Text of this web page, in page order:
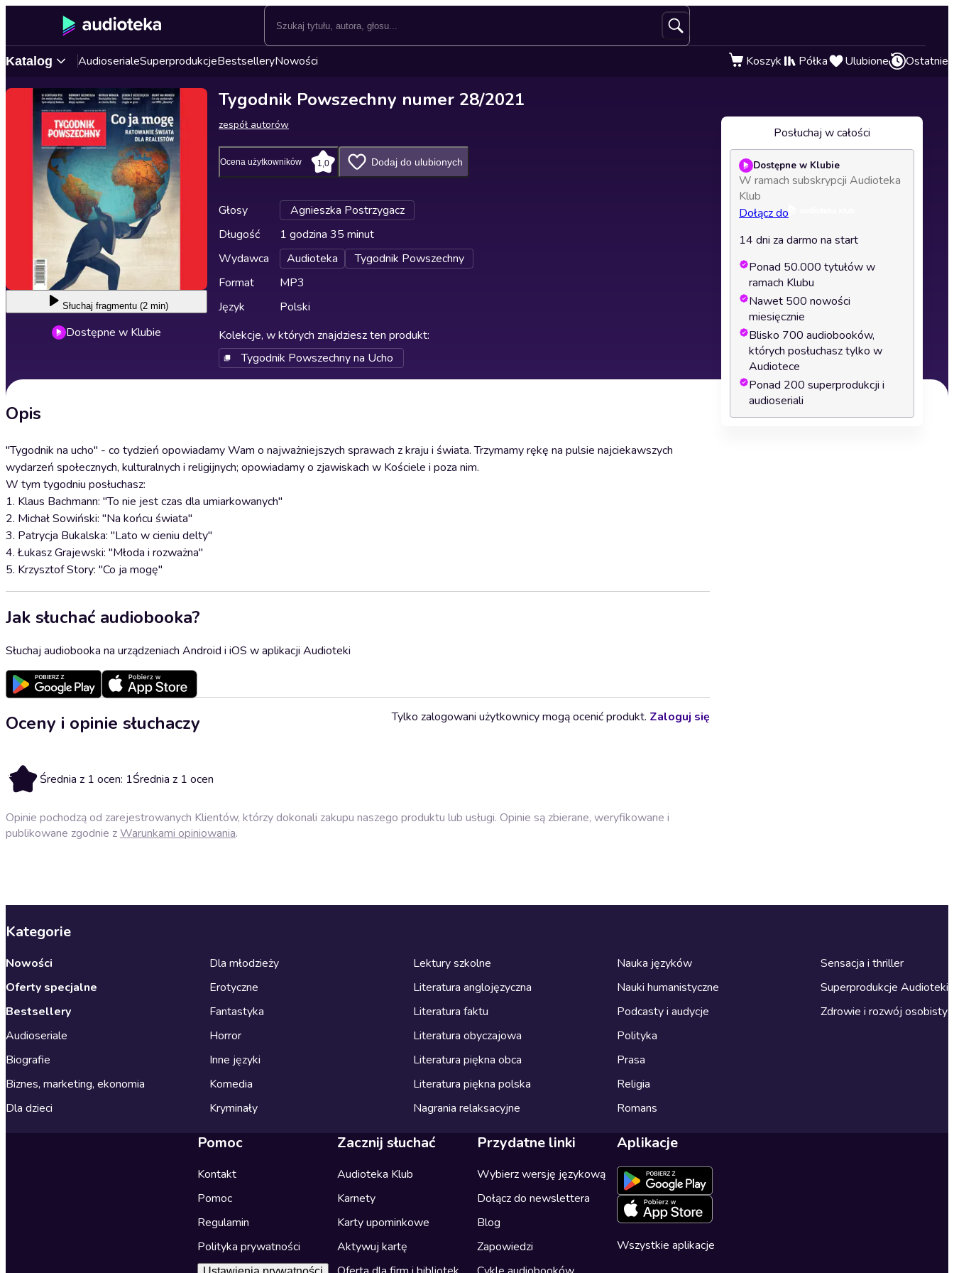
Katalog AudioserialeSuperprodukcjeBestselleryNowości Koszyk Półka Ulubione Ostatnie
Słuchaj fragmentu (2 min)
Dostępne w Klubie
Tygodnik Powszechny numer 28/2021
zespół autorów
Ocena użytkowników 1,0 Dodaj do ulubionych
Głosy
Agnieszka Postrzygacz
Długość
1 godzina 35 minut
Wydawca
Audioteka
Tygodnik Powszechny
Format
MP3
Język
Polski
Kolekcje, w których znajdziesz ten produkt:
Tygodnik Powszechny na Ucho
Opis
"Tygodnik na ucho" - co tydzień opowiadamy Wam o najważniejszych sprawach z kraju i świata. Trzymamy rękę na pulsie najciekawszych
wydarzeń społecznych, kulturalnych i religijnych; opowiadamy o zjawiskach w Kościele i poza nim.
W tym tygodniu posłuchasz:
1. Klaus Bachmann: "To nie jest czas dla umiarkowanych"
2. Michał Sowiński: "Na końcu świata"
3. Patrycja Bukalska: "Lato w cieniu delty"
4. Łukasz Grajewski: "Młoda i rozważna"
5. Krzysztof Story: "Co ja mogę"
Jak słuchać audiobooka?
Słuchaj audiobooka na urządzeniach Android i iOS w aplikacji Audioteki
Oceny i opinie słuchaczy
1 Średnia z 1 ocen: 1Średnia z 1 ocen
Tylko zalogowani użytkownicy mogą ocenić produkt. Zaloguj się
Opinie pochodzą od zarejestrowanych Klientów, którzy dokonali zakupu naszego produktu lub usługi. Opinie są zbierane, weryfikowane i
publikowane zgodnie zWarunkami opiniowania.
Posłuchaj w całości
Dostępne w Klubie
W ramach subskrypcji Audioteka
Klub
Dołącz do
14 dni za darmo na start
Ponad 50.000 tytułów w
ramach Klubu
Nawet 500 nowości
miesięcznie
Blisko 700 audiobooków,
których posłuchasz tylko w
Audiotece
Ponad 200 superprodukcji i
audioseriali
Kategorie
Nowości
Oferty specjalne
Bestsellery
Audioseriale
Biografie
Biznes, marketing, ekonomia
Dla dzieci
Dla młodzieży
Erotyczne
Fantastyka
Horror
Inne języki
Komedia
Kryminały
Lektury szkolne
Literatura anglojęzyczna
Literatura faktu
Literatura obyczajowa
Literatura piękna obca
Literatura piękna polska
Nagrania relaksacyjne
Nauka języków
Nauki humanistyczne
Podcasty i audycje
Polityka
Prasa
Religia
Romans
Sensacja i thriller
Superprodukcje Audioteki
Zdrowie i rozwój osobisty
Pomoc
Kontakt
Pomoc
Regulamin
Polityka prywatności
Zacznij słuchać
Audioteka Klub
Karnety
Karty upominkowe
Aktywuj kartę
Przydatne linki
Wybierz wersję językową
Dołącz do newslettera
Blog
Zapowiedzi
Aplikacje
Wszystkie aplikacje